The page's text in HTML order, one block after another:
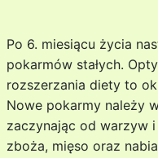
Po 6. miesiącu życia
pokarmów stałych.
rozszerzania diety to
Nowe pokarmy należy
zaczynając od warzyw
zboża, mięso oraz